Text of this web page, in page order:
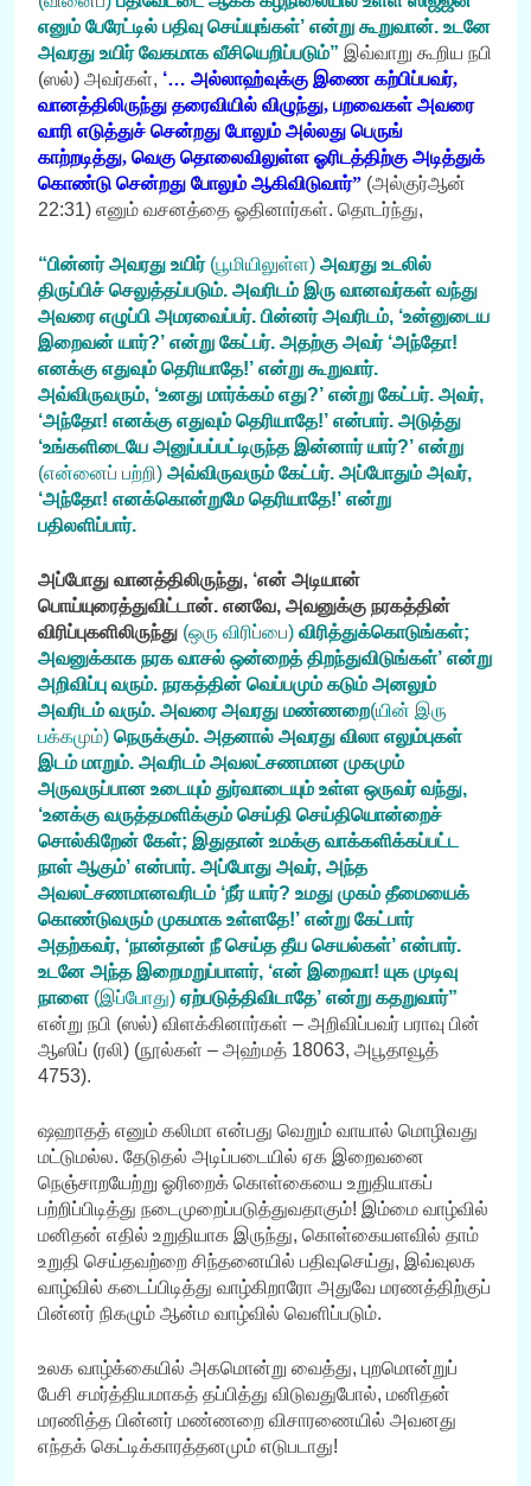
எனும் பேரேட்டில் பதிவு செய்யுங்கள்’ என்று கூறுவான். உடனே
அவரது உயிர் வேகமாக வீசியெறிப்படும்” இவ்வாறு கூறிய நபி
(ஸல்) அவர்கள், ‘… அல்லாஹ்வுக்கு இணை கற்பிப்பவர்,
வானத்திலிருந்து தரைவியில் விழுந்து, பறவைகள் அவரை
வாரி எடுத்துச் சென்றது போலும் அல்லது பெருங்
காற்றடித்து, வெகு தொலைவிலுள்ள ஓரிடத்திற்கு அடித்துக்
கொண்டு சென்றது போலும் ஆகிவிடுவார்” (அல்குர்ஆன்
22:31) எனும் வசனத்தை ஓதினார்கள். தொடர்ந்து,
“பின்னர் அவரது உயிர் (பூமியிலுள்ள) அவரது உடலில்
திருப்பிச் செலுத்தப்படும். அவரிடம் இரு வானவர்கள் வந்து
அவரை எழுப்பி அமரவைப்பர். பின்னர் அவரிடம், ‘உன்னுடைய
இறைவன் யார்?’ என்று கேட்பர். அதற்கு அவர் ‘அந்தோ!
எனக்கு எதுவும் தெரியாதே!’ என்று கூறுவார்.
அவ்விருவரும், ‘உனது மார்க்கம் எது?’ என்று கேட்பர். அவர்,
‘அந்தோ! எனக்கு எதுவும் தெரியாதே!’ என்பார். அடுத்து
‘உங்களிடையே அனுப்பப்பட்டிருந்த இன்னார் யார்?’ என்று
(என்னைப் பற்றி) அவ்விருவரும் கேட்பர். அப்போதும் அவர்,
‘அந்தோ! எனக்கொன்றுமே தெரியாதே!’ என்று
பதிலளிப்பார்.
அப்போது வானத்திலிருந்து, ‘என் அடியான்
பொய்யுரைத்துவிட்டான். எனவே, அவனுக்கு நரகத்தின்
விரிப்புகளிலிருந்து (ஒரு விரிப்பை) விரித்துக்கொடுங்கள்;
அவனுக்காக நரக வாசல் ஒன்றைத் திறந்துவிடுங்கள்’ என்று
அறிவிப்பு வரும். நரகத்தின் வெப்பமும் கடும் அனலும்
அவரிடம் வரும். அவரை அவரது மண்ணறை(யின் இரு
பக்கமும்) நெருக்கும். அதனால் அவரது விலா எலும்புகள்
இடம் மாறும். அவரிடம் அவலட்சணமான முகமும்
அருவருப்பான உடையும் துர்வாடையும் உள்ள ஒருவர் வந்து,
‘உனக்கு வருத்தமளிக்கும் செய்தி செய்தியொன்றைச்
சொல்கிறேன் கேள்; இதுதான் உமக்கு வாக்களிக்கப்பட்ட
நாள் ஆகும்’ என்பார். அப்போது அவர், அந்த
அவலட்சணமானவரிடம் ‘நீர் யார்? உமது முகம் தீமையைக்
கொண்டுவரும் முகமாக உள்ளதே!’ என்று கேட்பார்
அதற்கவர், ‘நான்தான் நீ செய்த தீய செயல்கள்’ என்பார்.
உடனே அந்த இறைமறுப்பாளர், ‘என் இறைவா! யுக முடிவு
நாளை (இப்போது) ஏற்படுத்திவிடாதே’ என்று கதறுவார்”
என்று நபி (ஸல்) விளக்கினார்கள் – அறிவிப்பவர் பராவு பின்
ஆஸிப் (ரலி) (நூல்கள் – அஹ்மத் 18063, அபூதாவூத்
4753).
ஷஹாதத் எனும் கலிமா என்பது வெறும் வாயால் மொழிவது
மட்டுமல்ல. தேடுதல் அடிப்படையில் ஏக இறைவனை
நெஞ்சாறயேற்று ஓரிறைக் கொள்கையை உறுதியாகப்
பற்றிப்பிடித்து நடைமுறைப்படுத்துவதாகும்! இம்மை வாழ்வில்
மனிதன் எதில் உறுதியாக இருந்து, கொள்கையளவில் தாம்
உறுதி செய்தவற்றை சிந்தனையில் பதிவுசெய்து, இவ்வுலக
வாழ்வில் கடைப்பிடித்து வாழ்கிறாரோ அதுவே மரணத்திற்குப்
பின்னர் நிகழும் ஆன்ம வாழ்வில் வெளிப்படும்.
உலக வாழ்க்கையில் அகமொன்று வைத்து, புறமொன்றுப்
பேசி சமர்த்தியமாகத் தப்பித்து விடுவதுபோல், மனிதன்
மரணித்த பின்னர் மண்ணறை விசாரணையில் அவனது
எந்தக் கெட்டிக்காரத்தனமும் எடுபடாது!